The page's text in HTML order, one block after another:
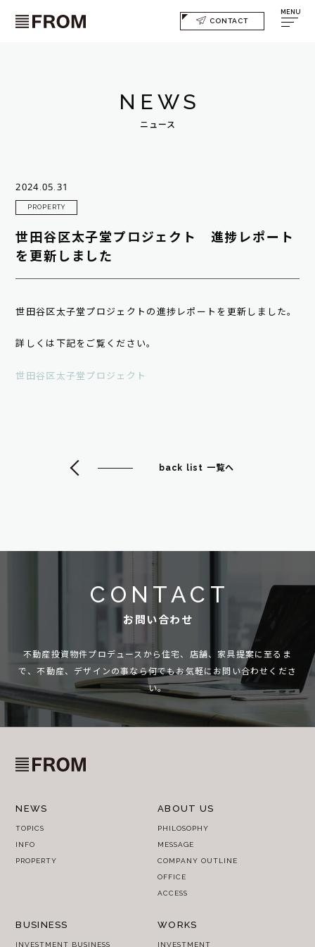
CONTACT
MENU
NEWS
ニュース
2024.05.31
PROPERTY
世田谷区太子堂プロジェクト 進捗レポート
を更新しました
世田谷区太子堂プロジェクトの進捗レポートを更新しました。
詳しくは下記をご覧ください。
世田谷区太子堂プロジェクト
back list 一覧へ
CONTACT
お問い合わせ
不動産投資物件プロデュースから住宅、店舗、家具提案に至るま
で、不動産、デザインの事なら何でもお気軽にお問い合わせくださ
い。
NEWS
TOPICS
INFO
PROPERTY
ABOUT US
PHILOSOPHY
MESSAGE
COMPANY OUTLINE
OFFICE
ACCESS
BUSINESS
INVESTMENT BUSINESS
WORKS
INVESTMENT